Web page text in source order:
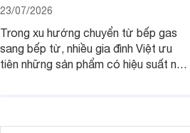
23/07/2026
Trong xu hướng chuyển từ bếp gas
sang bếp từ, nhiều gia đình Việt ưu
tiên những sản phẩm có hiệu suất nấu
mẫu bếp đáp ứng tốt các tiêu chí này.